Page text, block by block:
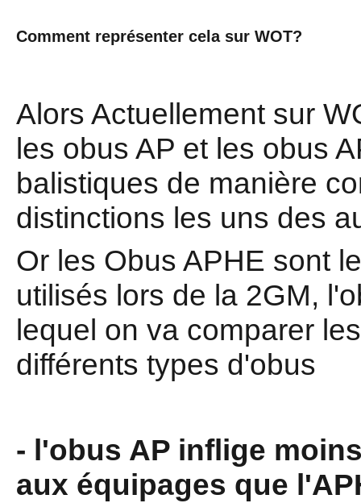
Comment représenter cela sur WOT?
Alors Actuellement sur
les obus AP et les obus
balistiques de manière
distinctions les uns des
Or les Obus APHE sont
utilisés lors de la 2GM,
lequel on va comparer
différents types d'obus
- l'obus AP inflige
aux équipages que